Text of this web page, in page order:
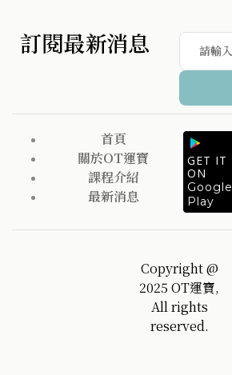
訂閱最新消息
首頁
關於OT運寶
課程介紹
最新消息
GET IT
ON
Google
Play
Copyright @
2025 OT運寶,
All rights
reserved.